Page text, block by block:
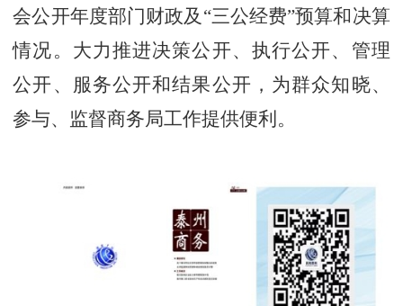
会公开年度部门财政及“三公经费”预算和决算
情况。大力推进决策公开、执行公开、管理
公开、服务公开和结果公开，为群众知晓、
参与、监督商务局工作提供便利。